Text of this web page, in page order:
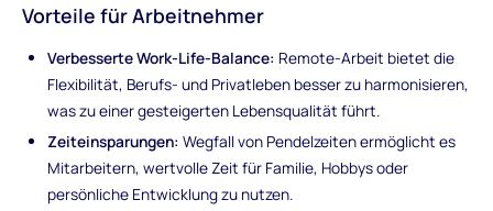
Vorteile für Arbeitnehmer
Verbesserte Work-Life-Balance: Remote-Arbeit bietet die
Flexibilität, Berufs- und Privatleben besser zu harmonisieren,
was zu einer gesteigerten Lebensqualität führt.
Zeiteinsparungen: Wegfall von Pendelzeiten ermöglicht es
Mitarbeitern, wertvolle Zeit für Familie, Hobbys oder
persönliche Entwicklung zu nutzen.